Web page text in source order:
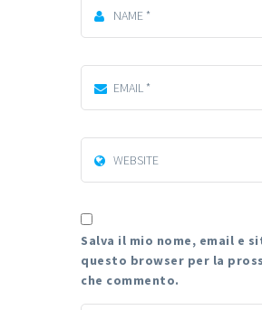
Salva il mio nome, email e
questo browser per la
che commento.